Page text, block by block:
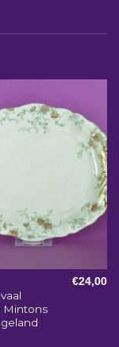
Mintons
€24,00